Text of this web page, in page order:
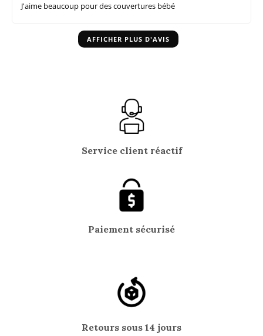
J'aime beaucoup pour des couvertures bébé
AFFICHER PLUS D'AVIS
Service client réactif
Paiement sécurisé
Retours sous 14 jours